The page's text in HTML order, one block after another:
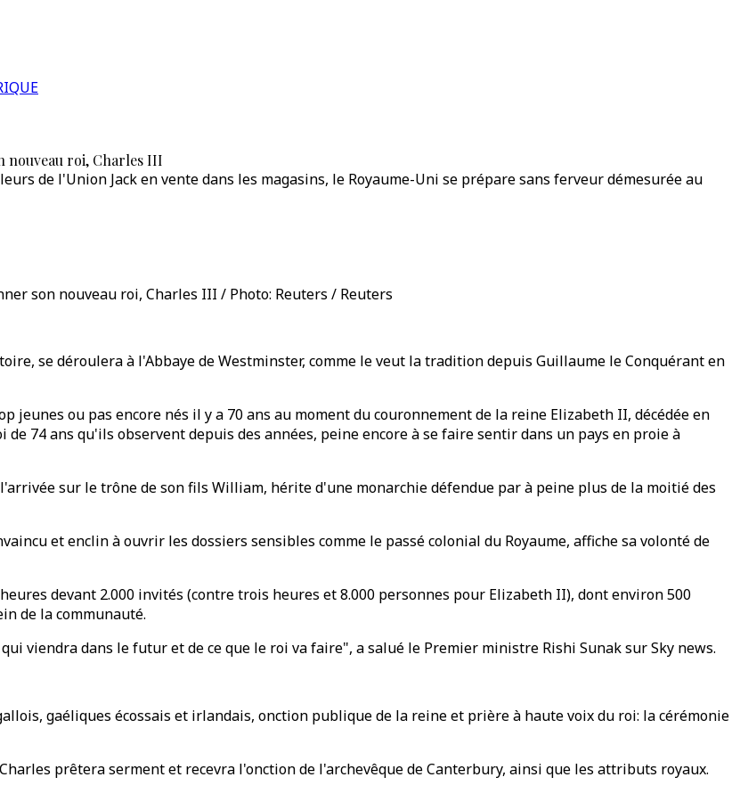
nouveau roi, Charles III
de l'Union Jack en vente dans les magasins, le Royaume-Uni se prépare sans ferveur démesurée au
son nouveau roi, Charles III / Photo: Reuters / Reuters
se déroulera à l'Abbaye de Westminster, comme le veut la tradition depuis Guillaume le Conquérant en
ou pas encore nés il y a 70 ans au moment du couronnement de la reine Elizabeth II, décédée en
74 ans qu'ils observent depuis des années, peine encore à se faire sentir dans un pays en proie à
sur le trône de son fils William, hérite d'une monarchie défendue par à peine plus de la moitié des
et enclin à ouvrir les dossiers sensibles comme le passé colonial du Royaume, affiche sa volonté de
devant 2.000 invités (contre trois heures et 8.000 personnes pour Elizabeth II), dont environ 500
de la communauté.
viendra dans le futur et de ce que le roi va faire", a salué le Premier ministre Rishi Sunak sur Sky news.
gaéliques écossais et irlandais, onction publique de la reine et prière à haute voix du roi: la cérémonie
prêtera serment et recevra l'onction de l'archevêque de Canterbury, ainsi que les attributs royaux.